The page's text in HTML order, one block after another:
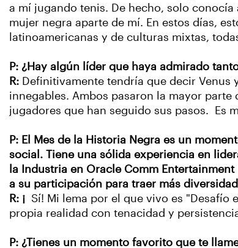
a mí jugando tenis. De hecho, solo
mujer negra aparte de mí. En estos días,
latinoamericanas y de culturas mixtas,
P: ¿Hay algún líder que haya admirado
R: Definitivamente tendría que decir Venus
innegables. Ambos pasaron la mayor
jugadores que han seguido sus pasos. Es
P: El Mes de la Historia Negra es un
social. Tiene una sólida experiencia en
la Industria en Oracle Comm
a su participación para traer más
R: ¡ Sí! Mi lema por el que vivo es "Desafío
propia realidad con tenacidad y
P: ¿Tienes un momento favorito que te